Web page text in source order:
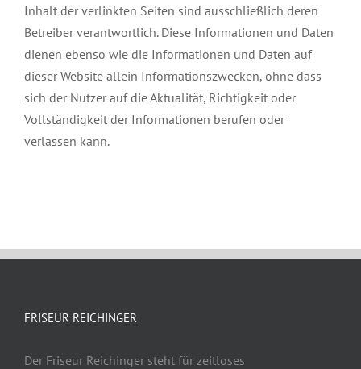
Inhalt der verlinkten Seiten sind ausschließlich deren
Betreiber verantwortlich. Diese Informationen und Daten
dienen ebenso wie die Informationen und Daten auf
dieser Website allein Informationszwecken, ohne dass
sich der Nutzer auf die Aktualität, Richtigkeit oder
Vollständigkeit der Informationen berufen oder
verlassen kann.
FRISEUR REICHINGER
Der Friseur Reichinger steht für zeitloses